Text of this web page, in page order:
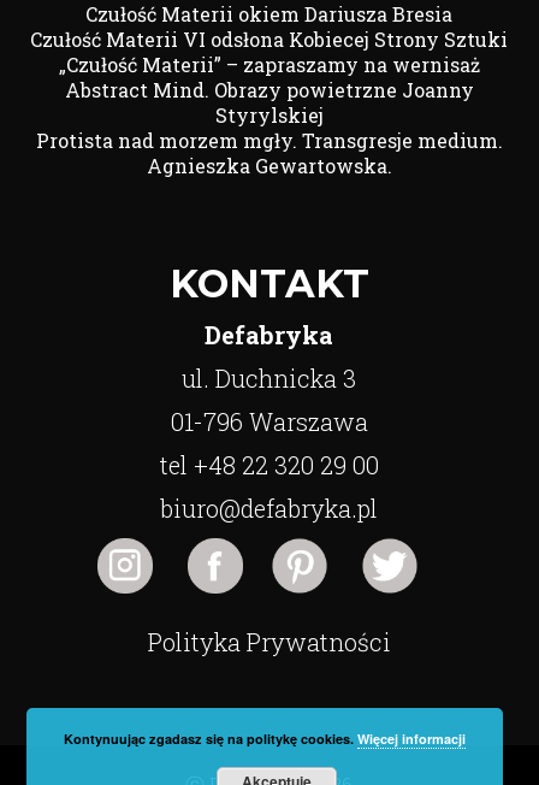
Czułość Materii okiem Dariusza Bresia
Czułość Materii VI odsłona Kobiecej Strony Sztuki
„Czułość Materii” – zapraszamy na wernisaż
Abstract Mind. Obrazy powietrzne Joanny
Styrylskiej
Protista nad morzem mgły. Transgresje medium.
Agnieszka Gewartowska.
KONTAKT
Defabryka
ul. Duchnicka 3
01-796 Warszawa
tel +48 22 320 29 00
biuro@defabryka.pl
Polityka Prywatności
Kontynuując zgadasz się na politykę cookies.Więcej informacji